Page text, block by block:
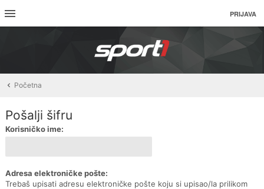
PRIJAVA
Početna
Pošalji šifru
Korisničko ime:
Adresa elektroničke pošte:
Trebaš upisati adresu elektroničke pošte koju si upisao/la prilikom